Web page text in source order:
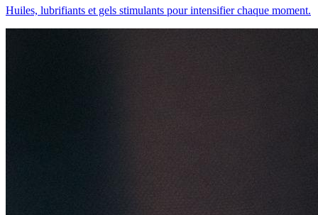
Huiles, lubrifiants et gels stimulants pour intensifier chaque moment.